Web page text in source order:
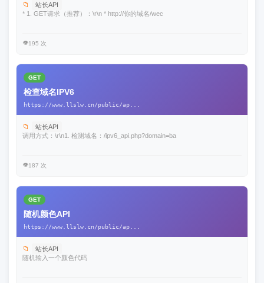
📁
站长API
* 1. GET请求（推荐）：\r\n * http://你的域名/wec
👁️195 次
GET
检查域名IPV6
https://www.llslw.cn/public/ap...
📁
站长API
调用方式：\r\n1. 检测域名：/ipv6_api.php?domain=ba
👁️187 次
GET
随机颜色API
https://www.llslw.cn/public/ap...
📁
站长API
随机输入一个颜色代码